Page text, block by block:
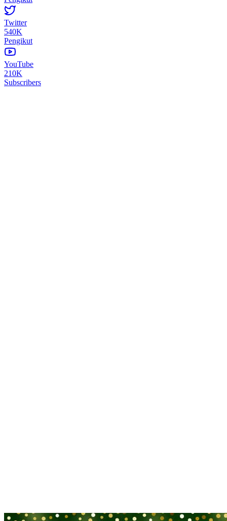
Twitter
540K
Pengikut
YouTube
210K
Subscribers